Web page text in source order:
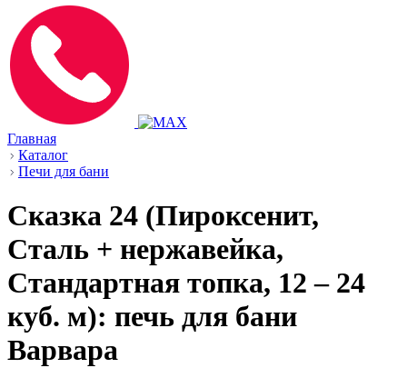
Главная
Каталог
Печи для бани
Сказка 24 (Пироксенит,
Сталь + нержавейка,
Стандартная топка, 12 – 24
куб. м): печь для бани
Варвара